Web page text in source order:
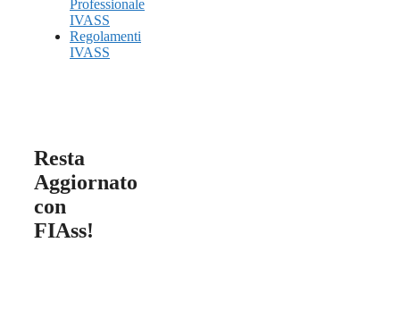
Professionale
IVASS
Regolamenti
IVASS
Resta
Aggiornato
con
FIAss!